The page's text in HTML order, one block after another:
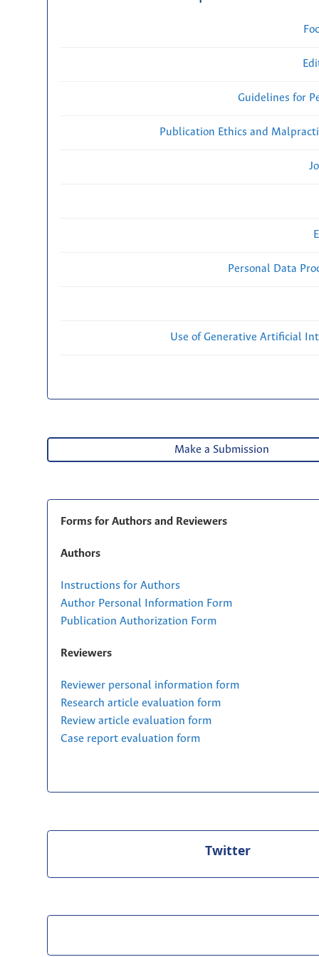
Guidelines for
Publication Ethics and
Personal Data
Use of Generative Artificial
Make a Submission
Forms for Authors and Reviewers
Authors
Instructions for Authors
Author Personal Information Form
Publication Authorization Form
Reviewers
Reviewer personal information form
Research article evaluation form
Review article evaluation form
Case report evaluation form
Twitter